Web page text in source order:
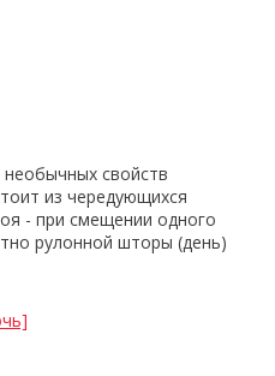
свойств
из чередующихся
- при смещении одного
рулонной шторы (день)